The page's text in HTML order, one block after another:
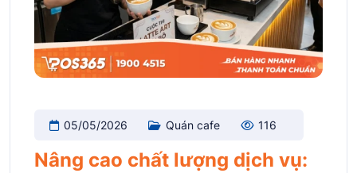
05/05/2026 Quán cafe 116
Nâng cao chất lượng dịch vụ: